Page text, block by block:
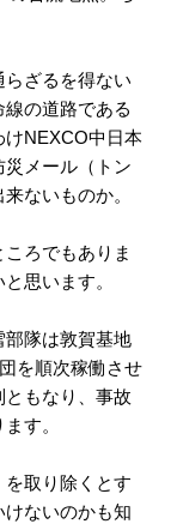
ざるを得ない
の道路である
けNEXCO中日本
メール（トン
ないものか。
ろでもありま
思います。
部隊は敦賀基地
を順次稼働させ
もなり、事故
す。
取り除くとす
ないのかも知